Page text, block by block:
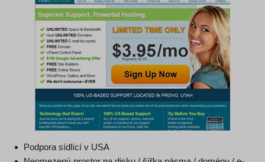
Podpora sídlící v USA